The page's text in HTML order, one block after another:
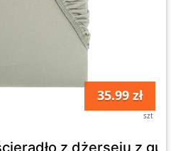
35.99 zł
szt